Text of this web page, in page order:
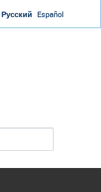
Русский Español